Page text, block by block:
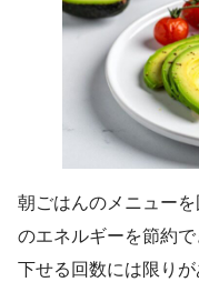
朝ごはんのメニュー
のエネルギーを節約
下せる回数には限り